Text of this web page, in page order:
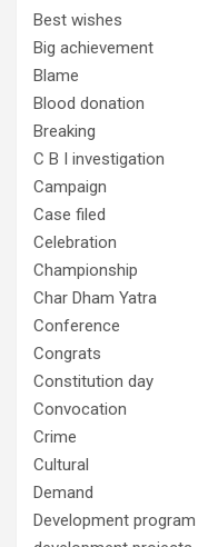
Best wishes
Big achievement
Blame
Blood donation
Breaking
C B I investigation
Campaign
Case filed
Celebration
Championship
Char Dham Yatra
Conference
Congrats
Constitution day
Convocation
Crime
Cultural
Demand
Development program